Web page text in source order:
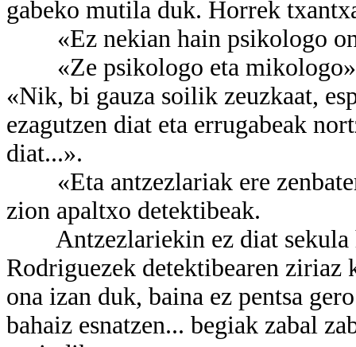
gabeko mutila duk. Horrek
«Ez nekian hain psikologo
«Ze psikologo eta mikologo»
«Nik, bi gauza soilik zeuzkaat,
ezagutzen diat eta errugabeak
diat...».
«Eta antzezlariak ere
zion apaltxo detektibeak.
Antzezlariekin ez diat sekula
Rodriguezek detektibearen ziriaz
ona izan duk, baina ez pentsa
bahaiz esnatzen... begiak zabal